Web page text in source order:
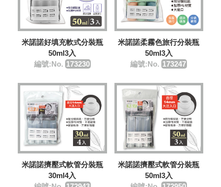
米諾諾好填充軟式分裝瓶
50ml3入
編號:No. 173230
米諾諾柔霧色旅行分裝瓶
50ml3入
編號:No. 173247
米諾諾擠壓式軟管分裝瓶
30ml4入
米諾諾擠壓式軟管分裝瓶
50ml3入